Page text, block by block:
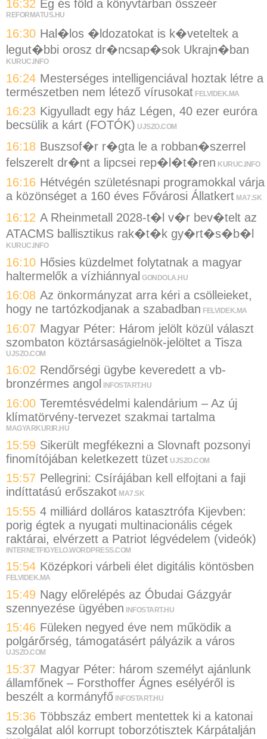
16:32 Ég és föld a könyvtárban összeér
REFORMATUS.HU
16:30 Hal�los �ldozatokat is k�veteltek a
legut�bbi orosz dr�ncsap�sok Ukrajn�ban
KURUC.INFO
16:24 Mesterséges intelligenciával hoztak létre a
természetben nem létező vírusokat FELVIDEK.MA
16:23 Kigyulladt egy ház Légen, 40 ezer euróra
becsülik a kárt (FOTÓK) UJSZO.COM
16:18 Buszsof�r r�gta le a robban�szerrel
felszerelt dr�nt a lipcsei rep�l�t�ren KURUC.INFO
16:16 Hétvégén születésnapi programokkal várja
a közönséget a 160 éves Fővárosi Állatkert MA7.SK
16:12 A Rheinmetall 2028-t�l v�r bev�telt az
ATACMS ballisztikus rak�t�k gy�rt�s�b�l
KURUC.INFO
16:10 Hősies küzdelmet folytatnak a magyar
haltermelők a vízhiánnyal GONDOLA.HU
16:08 Az önkormányzat arra kéri a csölleieket,
hogy ne tartózkodjanak a szabadban FELVIDEK.MA
16:07 Magyar Péter: Három jelölt közül választ
szombaton köztársaságielnök-jelöltet a Tisza
UJSZO.COM
16:02 Rendőrségi ügybe keveredett a vb-
bronzérmes angol
INFOSTART.HU
16:00 Teremtésvédelmi kalendárium – Az új
klímatörvény-tervezet szakmai tartalma
MAGYARKURIR.HU
15:59 Sikerült megfékezni a Slovnaft pozsonyi
finomítójában keletkezett tüzet UJSZO.COM
15:57 Pellegrini: Csírájában kell elfojtani a faji
indíttatású erőszakot MA7.SK
15:55 4 milliárd dolláros katasztrófa Kijevben:
porig égtek a nyugati multinacionális cégek
raktárai, elvérzett a Patriot légvédelem (videók)
INTERNETFIGYELO.WORDPRESS.COM
15:54 Középkori várbeli élet digitális köntösben
FELVIDEK.MA
15:49 Nagy előrelépés az Óbudai Gázgyár
szennyezése ügyében INFOSTART.HU
15:46 Füleken negyed éve nem működik a
polgárőrség, támogatásért pályázik a város
UJSZO.COM
15:37 Magyar Péter: három személyt ajánlunk
államfőnek – Forsthoffer Ágnes esélyéről is
beszélt a kormányfő INFOSTART.HU
15:36 Többszáz embert mentettek ki a katonai
szolgálat alól korrupt toborzótisztek Kárpátalján